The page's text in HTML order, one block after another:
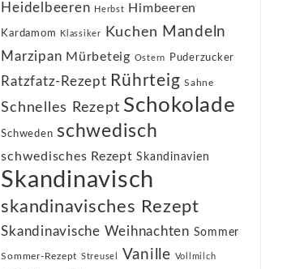
Heidelbeeren Herbst Himbeeren
Kardamom Klassiker Kuchen Mandeln
Marzipan Mürbeteig Ostern Puderzucker
Ratzfatz-Rezept Rührteig Sahne
Schnelles Rezept Schokolade
Schweden schwedisch
schwedisches Rezept Skandinavien
Skandinavisch
skandinavisches Rezept
Skandinavische Weihnachten Sommer
Sommer-Rezept Streusel Vanille Vollmilch